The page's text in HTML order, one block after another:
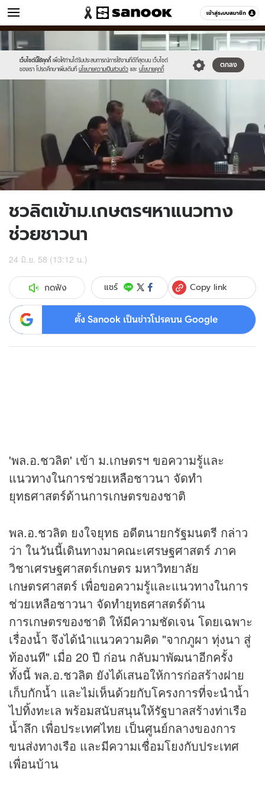
เข้าสู่ระบบสมาชิก
ข่าว หมวดอื่นๆ
เว็บไซต์นี้ใช้คุกกี้ เพื่อให้ท่านได้รับประสบการณ์การใช้งานที่ดีที่สุดบน เว็บไซต์
ของเรา โปรดศึกษาเพิ่มเติมที่ นโยบายความเป็นส่วนตัว และ นโยบายคุกกี้
ตกลง
//s.isanook.com/sr/0/images/logo-
new-
sanook.png
//s.isanook.com/ns/0/ud/363/1817790/627090-
01.jpg
ชวลิตเข้าม.เกษตรฯหาแนวทาง
ช่วยชาวนา
24 มิ.ย. 58 (13:12 น.)
กดฟัง แชร์ Copy link
ตั้ง Sanook เป็นข่าวโปรดบน Google
'พล.อ.ชวลิต' เข้า ม.เกษตรฯ ขอความรู้และ
แนวทางในการช่วยเหลือชาวนา จัดทำ
ยุทธศาสตร์ด้านการเกษตรของชาติ
พล.อ.ชวลิต ยงใจยุทธ อดีตนายกรัฐมนตรี กล่าว
ว่า ในวันนี้เดินทางมาคณะเศรษฐศาสตร์ ภาค
วิชาเศรษฐศาสตร์เกษตร มหาวิทยาลัย
เกษตรศาสตร์ เพื่อขอความรู้และแนวทางในการ
ช่วยเหลือชาวนา จัดทำยุทธศาสตร์ด้าน
การเกษตรของชาติ ให้มีความชัดเจน โดยเฉพาะ
เรื่องน้ำ จึงได้นำแนวความคิด "จากภูผา ทุ่งนา สู่
ท้องนที" เมื่อ 20 ปี ก่อน กลับมาพัฒนาอีกครั้ง
ทั้งนี้ พล.อ.ชวลิต ยังได้เสนอให้การก่อสร้างฝาย
เก็บกักน้ำ และไม่เห็นด้วยกับโครงการที่จะนำน้ำ
ไปทิ้งทะเล พร้อมสนับสนุนให้รัฐบาลสร้างท่าเรือ
น้ำลึก เพื่อประเทศไทย เป็นศูนย์กลางของการ
ขนส่งทางเรือ และมีความเชื่อมโยงกับประเทศ
เพื่อนบ้าน